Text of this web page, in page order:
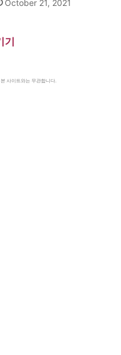
October 21, 2021
사이트와는 무관합니다.